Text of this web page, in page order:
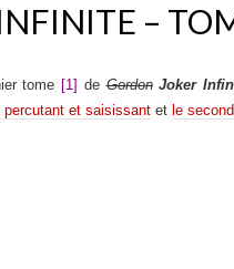
–
tome [1] deGordonJoker
et saisissant et le